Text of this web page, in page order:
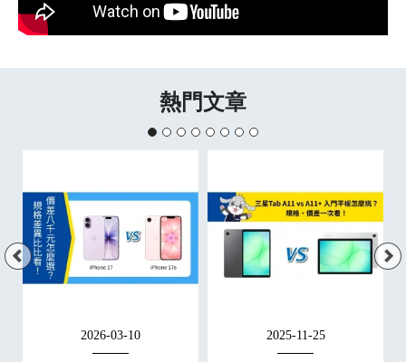
熱門文章
2026-03-10 2025-11-25